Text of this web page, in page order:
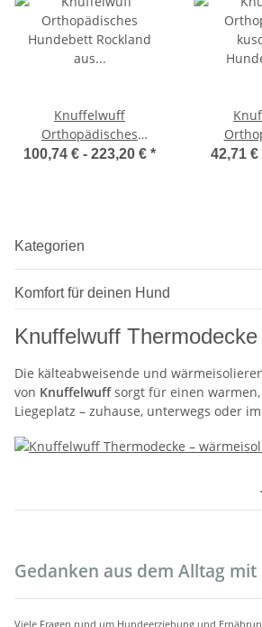
Knuffelwuff
Orthopädisches
Hundebett Rockland aus
100,74 € - 223,20 € * 42,71 €
Kategorien
Komfort für deinen Hund
Knuffelwuff Thermodecke
Die kälteabweisende und
von Knuffelwuffsorgt für einen
Liegeplatz – zuhause, unterwegs oder
Gedanken aus dem Alltag mit
Viele Fragen rund um Hundeerziehung und